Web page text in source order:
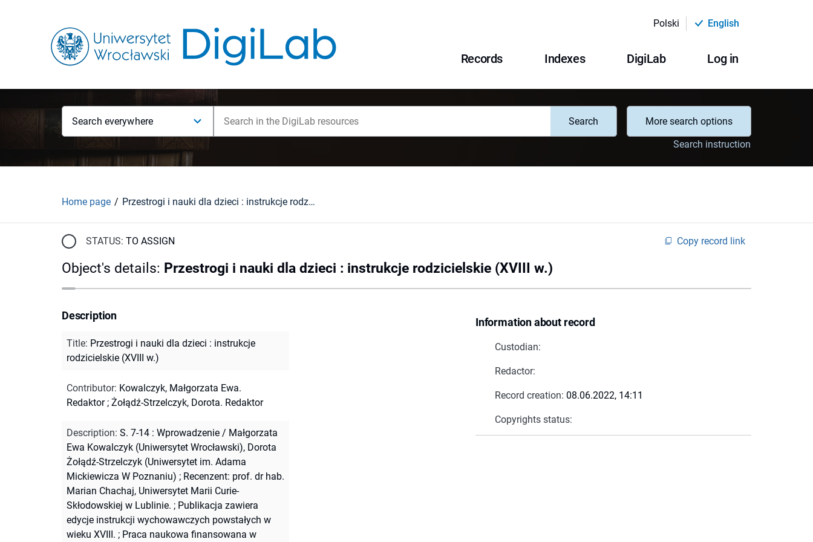
Polski English
Records Indexes DigiLab Log in
Search everywhere Search
More search options
Search instruction
Home page Przestrogi i nauki dla dzieci : instrukcje rodzicielskie (XVIII w.)
STATUS: TO ASSIGN Copy record link
Object's details: Przestrogi i nauki dla dzieci : instrukcje rodzicielskie (XVIII w.)
Information about record
Custodian:
Redactor:
Record creation: 08.06.2022, 14:11
Copyrights status:
Description
Title: Przestrogi i nauki dla dzieci : instrukcje
rodzicielskie (XVIII w.)
Contributor: Kowalczyk, Małgorzata Ewa.
Redaktor; Żołądź-Strzelczyk, Dorota. Redaktor
Description: S. 7-14 : Wprowadzenie / Małgorzata
Ewa Kowalczyk (Uniwersytet Wrocławski), Dorota
Żołądź-Strzelczyk (Uniwersytet im. Adama
Mickiewicza W Poznaniu) ; Recenzent: prof. dr hab.
Marian Chachaj, Uniwersytet Marii Curie-
Skłodowskiej w Lublinie. ; Publikacja zawiera
edycje instrukcji wychowawczych powstałych w
wieku XVIII. ; Praca naukowa finansowana w